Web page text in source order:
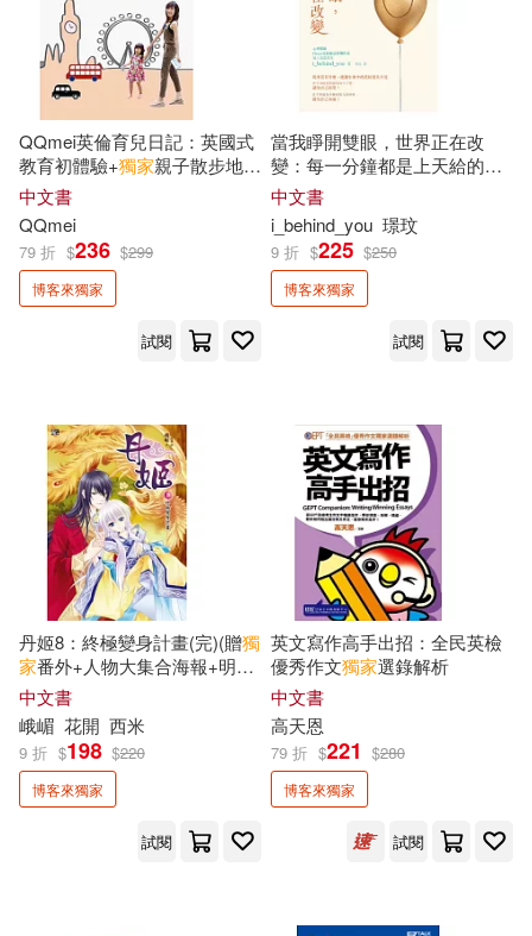
淺倉秋成(4)
羅格．布雷格曼(4) 許秀芬(4)
陳思宏(4) 香川志織(4)
EZ Korea編輯部(3)
H.P.洛夫克拉夫特(3)
LiveABC編輯群(3) Misa(3)
Q-rais(3) Ruowen Huang(3)
三島由紀夫(3) 丹．米爾曼(3)
五十嵐大介(3) 伊坂幸太郎(3)
侯文詠(3) 傅佩榮(3)
傑夫．肯尼(3) 劉墉(3)
台灣角川(9) 四塊玉文創(9)
如何(9)
水滴文化(9)
優品文化事業有限公司(8)
貓頭鷹(8)
大是文化(7) 未來出版(7)
禾禾文化(7) 蘋果屋(7)
PCuSER電腦人文化(6)
二十張出版(6)
千華數位文化(6)
QQmei英倫育兒日記：英國式
教育初體驗+獨家親子散步地圖
+超值血拼好去處!
中文書
QQmei
79 折 $236 $299
博客來獨家
試閱
當我睜開雙眼，世界正在改
變：每一分鐘都是上天給的機
會，52個在逆境中看見希望的
人生故事【
獨家贈送：小確幸
生活萬用卡】
中文書
i_behind_you 璟玟
9 折 $225 $250
博客來獨家
試閱
丹姬8：終極變身計畫(完)(贈獨
家番外+人物大集合海報+明信
片1套)
中文書
峨嵋 花開 西米
9 折 $198 $220
博客來獨家
試閱
英文寫作高手出招：全民英檢
優秀作文獨家選錄解析
中文書
高天恩
79 折 $221 $280
博客來獨家
試閱